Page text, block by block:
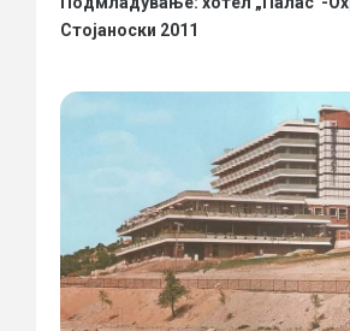
Стојаноски 2011